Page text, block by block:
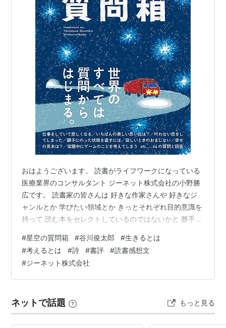
おはようございます。 読書がライフワークになっている
医療業界のコンサルタント ジーネット株式会社の小野勝
広です。 読書家の皆さんは 好きな作家さんや 好きなジ
ャンルとか 学びたい領域とか きっとそれぞれ目的意識を
持って 読む本をセレクトしているのではないかと 勝手に
は普段読まないジャンルに手を出して 自分に刺激を与え
たり 癒しを得たりすることもありますよね。 今回はほん
わかとした気分になりたく ほのぼのした本を読みたかっ
たのです。 今回ご紹介する書籍は、 【 星空の質問箱 】
谷川…
#星空の質問箱 #谷川俊太郎 #生きるとは
#考えるとは #詩 #書評 #読書感想文
#ジーネット株式会社
ネットで話題 もっと見る